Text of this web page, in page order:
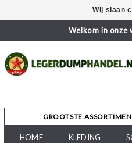
Welkom in onze
GROOTSTE
HOME KLEDING
Wij slaan